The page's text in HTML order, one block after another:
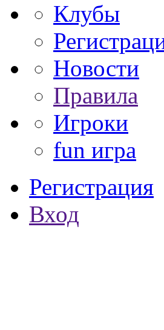
Клубы
Новости
Правила
Игроки
fun игра
Регистрация
Вход